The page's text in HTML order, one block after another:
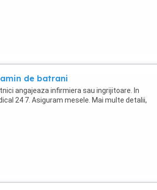
de batrani
angajeaza infirmiera sau ingrijitoare. In
24 7. Asiguram mesele. Mai multe detalii,